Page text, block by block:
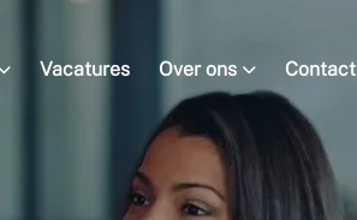
Vacatures Over ons
Werken bij
Samenwerken
Contact